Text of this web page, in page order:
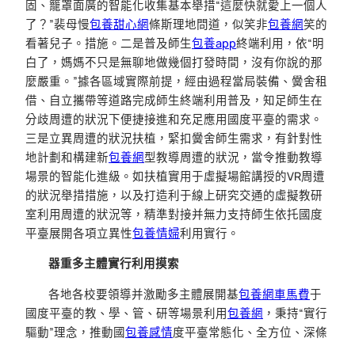
固、籠罩面廣的智能化收集基本舉措“這麼快就愛上一個人
了？”裴母慢包養甜心網條斯理地問道，似笑非包養網笑的
看著兒子。措施。二是普及師生包養app終端利用，依“明
白了，媽媽不只是無聊地做幾個打發時間，沒有你說的那
麼嚴重。”據各區域實際前提，經由過程當局裝備、黌舍租
借、自立攜帶等道路完成師生終端利用普及，知足師生在
分歧周遭的狀況下便捷接進和充足應用國度平臺的需求。
三是立異周遭的狀況扶植，緊扣黌舍師生需求，有針對性
地計劃和構建新包養網型教導周遭的狀況，當令推動教導
場景的智能化進級。如扶植實用于虛擬場館講授的VR周遭
的狀況舉措措施，以及打造利于線上研究交通的虛擬教研
室利用周遭的狀況等，精準對接并無力支持師生依托國度
平臺展開各項立異性包養情婦利用實行。
器重多主體實行利用摸索
各地各校要領導并激勵多主體展開基包養網車馬費于
國度平臺的教、學、管、研等場景利用包養網 ，秉持“實行
驅動”理念，推動國包養感情度平臺常態化、全方位、深條